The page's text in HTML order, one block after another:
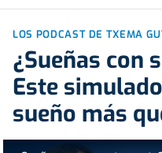
LOS PODCAST DE TXEMA
¿Sueñas con
Este
sueño más